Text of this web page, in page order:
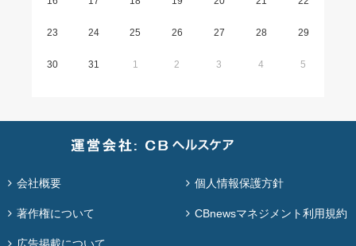
23 24 25 26 27 28 29
30 31 1 2 3 4 5
会社概要 個人情報保護方針
著作権について CBnewsマネジメント利用規約